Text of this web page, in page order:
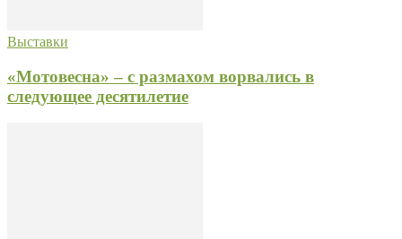
Выставки
«Мотовесна» – с размахом ворвались в
следующее десятилетие